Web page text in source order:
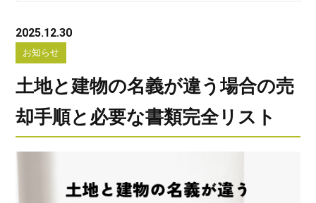
2025.12.30
お知らせ
土地と建物の名義が違う場合の売
却手順と必要な書類完全リスト